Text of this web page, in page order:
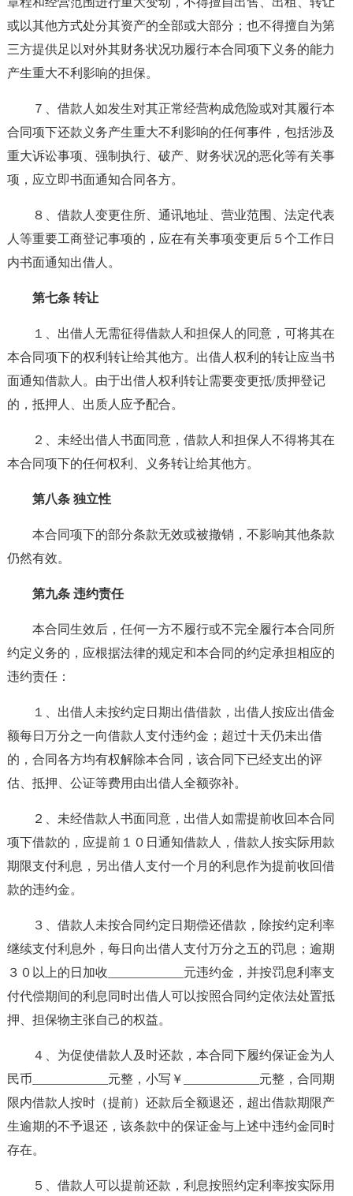
或以其他方式处分其资产的全部或大部分；也不得擅自为第
三方提供足以对外其财务状况功履行本合同项下义务的能力
产生重大不利影响的担保。
７、借款人如发生对其正常经营构成危险或对其履行本
合同项下还款义务产生重大不利影响的任何事件，包括涉及
重大诉讼事项、强制执行、破产、财务状况的恶化等有关事
项，应立即书面通知合同各方。
８、借款人变更住所、通讯地址、营业范围、法定代表
人等重要工商登记事项的，应在有关事项变更后５个工作日
内书面通知出借人。
第七条 转让
１、出借人无需征得借款人和担保人的同意，可将其在
本合同项下的权利转让给其他方。出借人权利的转让应当书
面通知借款人。由于出借人权利转让需要变更抵/质押登记
的，抵押人、出质人应予配合。
２、未经出借人书面同意，借款人和担保人不得将其在
本合同项下的任何权利、义务转让给其他方。
第八条 独立性
本合同项下的部分条款无效或被撤销，不影响其他条款
仍然有效。
第九条 违约责任
本合同生效后，任何一方不履行或不完全履行本合同所
约定义务的，应根据法律的规定和本合同的约定承担相应的
违约责任：
１、出借人未按约定日期出借借款，出借人按应出借金
额每日万分之一向借款人支付违约金；超过十天仍未出借
的，合同各方均有权解除本合同，该合同下已经支出的评
估、抵押、公证等费用由出借人全额弥补。
２、未经借款人书面同意，出借人如需提前收回本合同
项下借款的，应提前１０日通知借款人，借款人按实际用款
期限支付利息，另出借人支付一个月的利息作为提前收回借
款的违约金。
３、借款人未按合同约定日期偿还借款，除按约定利率
继续支付利息外，每日向出借人支付万分之五的罚息；逾期
３０以上的日加收____________元违约金，并按罚息利率支
付代偿期间的利息同时出借人可以按照合同约定依法处置抵
押、担保物主张自己的权益。
４、为促使借款人及时还款，本合同下履约保证金为人
民币____________元整，小写￥____________元整，合同期
限内借款人按时（提前）还款后全额退还，超出借款期限产
生逾期的不予退还，该条款中的保证金与上述中违约金同时
存在。
５、借款人可以提前还款，利息按照约定利率按实际用